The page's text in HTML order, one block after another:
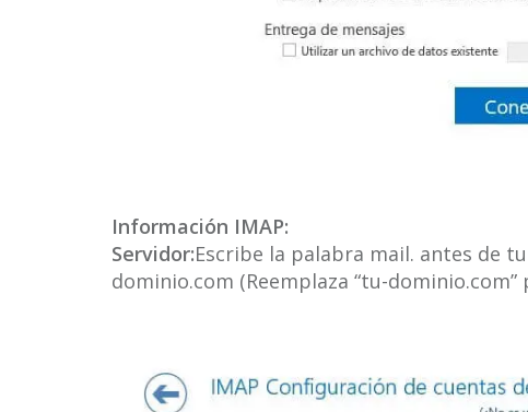
Información IMAP:
Servidor:Escribe la palabra mail. antes de
dominio.com (Reemplaza “tu-